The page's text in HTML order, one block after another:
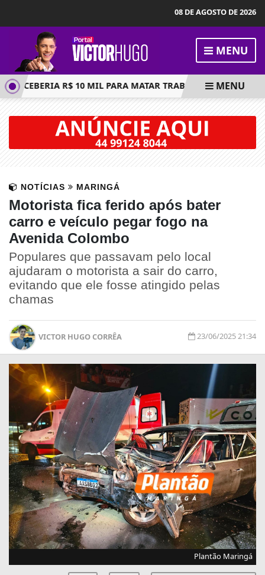
08 DE AGOSTO DE 2026
MENU
R$ 10 MIL PARA MATAR TRABALHADOR;MENU
NOTÍCIAS MARINGÁ
Motorista fica ferido após bater
carro e veículo pegar fogo na
Avenida Colombo
Populares que passavam pelo local
ajudaram o motorista a sair do carro,
evitando que ele fosse atingido pelas
chamas
VICTOR HUGO CORRÊA 23/06/2025 21:34
Plantão Maringá